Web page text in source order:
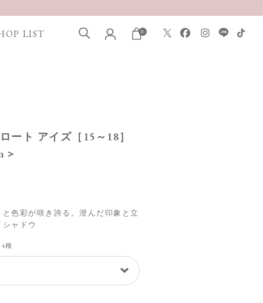
LIST 0
ート アイズ［15～18］
色彩が咲き誇る。澄んだ印象と立
ャドウ
種